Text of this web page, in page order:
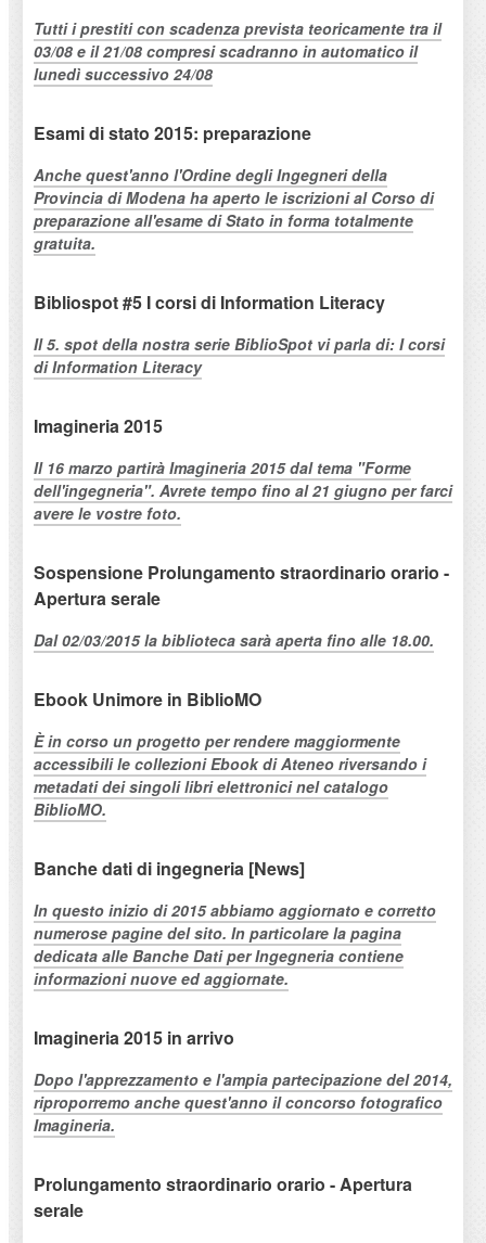
Tutti i prestiti con scadenza prevista teoricamente tra il
03/08 e il 21/08 compresi scadranno in automatico il
lunedì successivo 24/08
Esami di stato 2015: preparazione
Anche quest'anno l'Ordine degli Ingegneri della
Provincia di Modena ha aperto le iscrizioni al Corso di
preparazione all'esame di Stato in forma totalmente
gratuita.
Bibliospot #5 I corsi di Information Literacy
Il 5. spot della nostra serie BiblioSpot vi parla di: I corsi
di Information Literacy
Imagineria 2015
Il 16 marzo partirà Imagineria 2015 dal tema "Forme
dell'ingegneria". Avrete tempo fino al 21 giugno per farci
avere le vostre foto.
Sospensione Prolungamento straordinario orario -
Apertura serale
Dal 02/03/2015 la biblioteca sarà aperta fino alle 18.00.
Ebook Unimore in BiblioMO
È in corso un progetto per rendere maggiormente
accessibili le collezioni Ebook di Ateneo riversando i
metadati dei singoli libri elettronici nel catalogo
BiblioMO.
Banche dati di ingegneria [News]
In questo inizio di 2015 abbiamo aggiornato e corretto
numerose pagine del sito. In particolare la pagina
dedicata alle Banche Dati per Ingegneria contiene
informazioni nuove ed aggiornate.
Imagineria 2015 in arrivo
Dopo l'apprezzamento e l'ampia partecipazione del 2014,
riproporremo anche quest'anno il concorso fotografico
Imagineria.
Prolungamento straordinario orario - Apertura
serale